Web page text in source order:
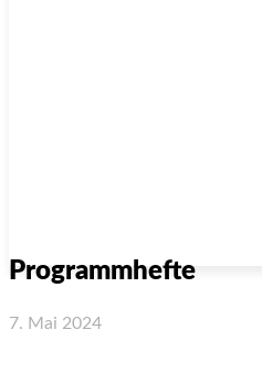
Programmhefte
7. Mai 2024